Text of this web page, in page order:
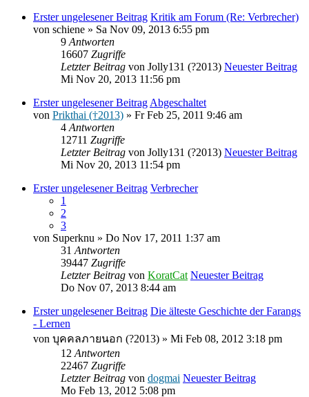
Erster ungelesener Beitrag Kritik am Forum (Re: Verbrecher)
von schiene » Sa Nov 09, 2013 6:55 pm
9 Antworten
16607 Zugriffe
Letzter Beitrag von Jolly131 (?2013) Neuester Beitrag
Mi Nov 20, 2013 11:56 pm
Erster ungelesener Beitrag Abgeschaltet
von Prikthai (†2013) » Fr Feb 25, 2011 9:46 am
4 Antworten
12711 Zugriffe
Letzter Beitrag von Jolly131 (?2013) Neuester Beitrag
Mi Nov 20, 2013 11:54 pm
Erster ungelesener Beitrag Verbrecher
1
2
3
von Superknu » Do Nov 17, 2011 1:37 am
31 Antworten
39447 Zugriffe
Letzter Beitrag von KoratCat Neuester Beitrag
Do Nov 07, 2013 8:44 am
Erster ungelesener Beitrag Die älteste Geschichte der Farangs
- Lernen
von บุคคลภายนอก (?2013) » Mi Feb 08, 2012 3:18 pm
12 Antworten
22467 Zugriffe
Letzter Beitrag von dogmai Neuester Beitrag
Mo Feb 13, 2012 5:08 pm